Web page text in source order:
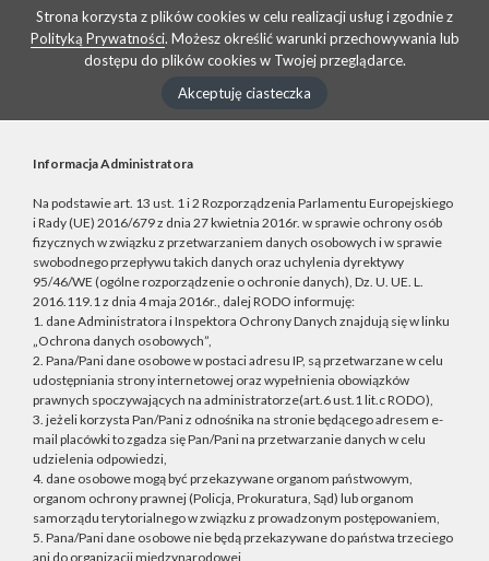
Strona korzysta z plików cookies w celu realizacji usług i zgodnie z
Polityką Prywatności. Możesz określić warunki przechowywania lub
dostępu do plików cookies w Twojej przeglądarce.
Akceptuję ciasteczka
Informacja Administratora
Na podstawie art. 13 ust. 1 i 2 Rozporządzenia Parlamentu Europejskiego
i Rady (UE) 2016/679 z dnia 27 kwietnia 2016r. w sprawie ochrony osób
fizycznych w związku z przetwarzaniem danych osobowych i w sprawie
swobodnego przepływu takich danych oraz uchylenia dyrektywy
95/46/WE (ogólne rozporządzenie o ochronie danych), Dz. U. UE. L.
2016.119.1 z dnia 4 maja 2016r., dalej RODO informuję:
1. dane Administratora i Inspektora Ochrony Danych znajdują się w linku
„Ochrona danych osobowych”,
2. Pana/Pani dane osobowe w postaci adresu IP, są przetwarzane w celu
udostępniania strony internetowej oraz wypełnienia obowiązków
prawnych spoczywających na administratorze(art.6 ust.1 lit.c RODO),
3. jeżeli korzysta Pan/Pani z odnośnika na stronie będącego adresem e-
mail placówki to zgadza się Pan/Pani na przetwarzanie danych w celu
udzielenia odpowiedzi,
4. dane osobowe mogą być przekazywane organom państwowym,
organom ochrony prawnej (Policja, Prokuratura, Sąd) lub organom
samorządu terytorialnego w związku z prowadzonym postępowaniem,
5. Pana/Pani dane osobowe nie będą przekazywane do państwa trzeciego
ani do organizacji międzynarodowej,